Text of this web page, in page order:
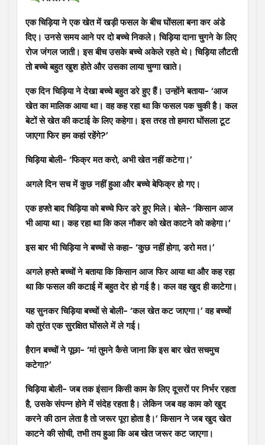
एक चिड़िया ने एक खेत में खड़ी फसल के बीच घोंसला बना कर अंडे
दिए। उनसे समय आने पर दो बच्चे निकले। चिड़िया दाना चुगने के लिए
रोज जंगल जाती। इस बीच उसके बच्चे अकेले रहते थे। चिड़िया लौटती
तो बच्चे बहुत खुश होते और उसका लाया चुग्गा खाते।
एक दिन चिड़िया ने देखा बच्चे बहुत डरे हुए हैं। उन्होंने बताया- ‘आज
खेत का मालिक आया था। वह कह रहा था कि फसल पक चुकी है। कल
बेटों से खेत की कटाई के लिए कहेगा। इस तरह तो हमारा घोंसला टूट
जाएगा फिर हम कहां रहेंगे?’
चिड़िया बोली- ‘फिक्र मत करो, अभी खेत नहीं कटेगा।’
अगले दिन सच में कुछ नहीं हुआ और बच्चे बेफिक्र हो गए।
एक हफ्ते बाद चिड़िया को बच्चे फिर डरे हुए मिले। बोले- ‘किसान आज
भी आया था। कह रहा था कि कल नौकर को खेत काटने को कहेगा।’
इस बार भी चिड़िया ने बच्चों से कहा- ‘कुछ नहीं होगा, डरो मत।’
अगले हफ्ते बच्चों ने बताया कि किसान आज फिर आया था और कह रहा
था कि फसल की कटाई में बहुत देर हो गई है। कल वह खुद ही काटेगा।
यह सुनकर चिड़िया बच्चों से बोली- ‘कल खेत कट जाएगा।’ वह बच्चों
को तुरंत एक सुरक्षित घोंसले में ले गई।
हैरान बच्चों ने पूछा- ‘मां तुमने कैसे जाना कि इस बार खेत सचमुच
कटेगा?’
चिड़िया बोली- जब तक इंसान किसी काम के लिए दूसरों पर निर्भर रहता
है, उसके संपन्न होने में संदेह रहता है। लेकिन जब वह काम को खुद
करने की ठान लेता है तो जरूर पूरा होता है।’ किसान ने जब खुद खेत
काटने की सोची, तभी तय हुआ कि अब खेत जरूर कट जाएगा।